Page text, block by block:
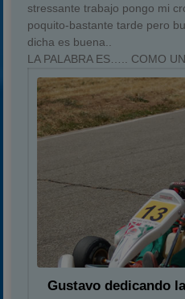
stressante trabajo pongo mi
poquito-bastante tarde pero
dicha es buena..
LA PALABRA ES….. COMO
Gustavo dedicando